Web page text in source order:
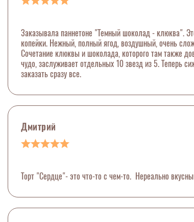
Заказывала паннетоне "Темный шоколад - клюква".
копейки. Нежный, полный ягод, воздушный, очень
Сочетание клюквы и шоколада, которого там также
чудо, заслуживает отдельных 10 звезд из 5. Теперь
заказать сразу все.
Дмитрий
Торт "Сердце"- это что-то с чем-то. Нереально